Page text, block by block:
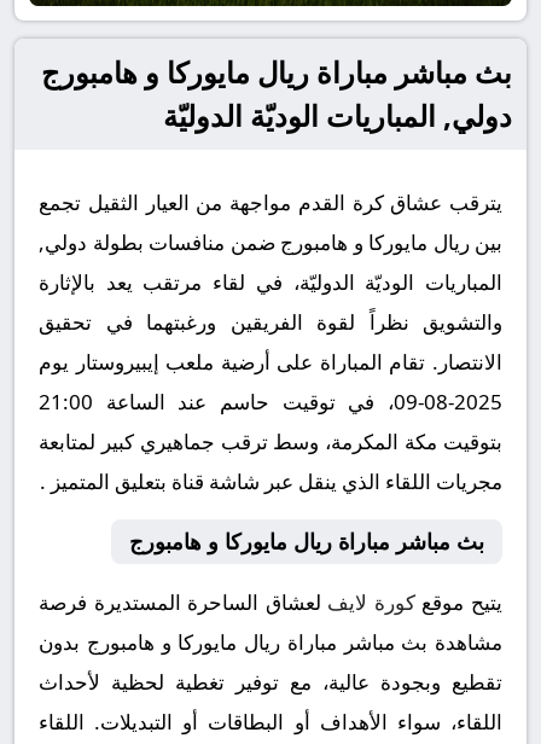
بث مباشر مباراة ريال مايوركا و هامبورج
دولي, المباريات الوديّة الدوليّة
يترقب عشاق كرة القدم مواجهة من العيار الثقيل تجمع
بين ريال مايوركا و هامبورج ضمن منافسات بطولة دولي,
المباريات الوديّة الدوليّة، في لقاء مرتقب يعد بالإثارة
والتشويق نظراً لقوة الفريقين ورغبتهما في تحقيق
الانتصار. تقام المباراة على أرضية ملعب إيبيروستار يوم
2025-08-09، في توقيت حاسم عند الساعة 21:00
بتوقيت مكة المكرمة، وسط ترقب جماهيري كبير لمتابعة
مجريات اللقاء الذي ينقل عبر شاشة قناة بتعليق المتميز .
بث مباشر مباراة ريال مايوركا و هامبورج
يتيح موقعكورة لايف لعشاق الساحرة المستديرة فرصة
مشاهدة بث مباشر مباراة ريال مايوركا و هامبورج بدون
تقطيع وبجودة عالية، مع توفير تغطية لحظية لأحداث
اللقاء، سواء الأهداف أو البطاقات أو التبديلات. اللقاء